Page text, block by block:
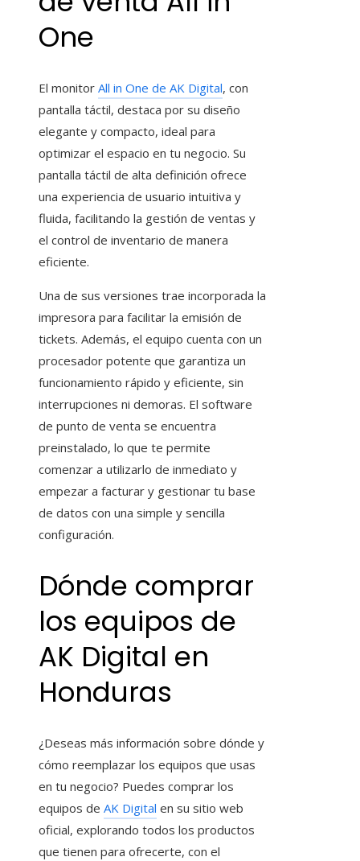
One
El monitor All in One de AK Digital, con
pantalla táctil, destaca por su diseño
elegante y compacto, ideal para
optimizar el espacio en tu negocio. Su
pantalla táctil de alta definición ofrece
una experiencia de usuario intuitiva y
fluida, facilitando la gestión de ventas y
el control de inventario de manera
eficiente.
Una de sus versiones trae incorporada la
impresora para facilitar la emisión de
tickets. Además, el equipo cuenta con un
procesador potente que garantiza un
funcionamiento rápido y eficiente, sin
interrupciones ni demoras. El software
de punto de venta se encuentra
preinstalado, lo que te permite
comenzar a utilizarlo de inmediato y
empezar a facturar y gestionar tu base
de datos con una simple y sencilla
configuración.
Dónde comprar
los equipos de
AK Digital en
Honduras
¿Deseas más información sobre dónde y
cómo reemplazar los equipos que usas
en tu negocio? Puedes comprar los
equipos de AK Digital en su sitio web
oficial, explorando todos los productos
que tienen para ofrecerte, con el